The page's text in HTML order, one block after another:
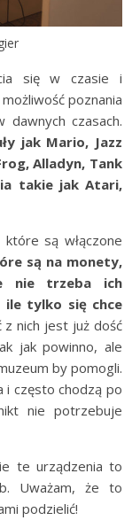
się w czasie i
poznania
dawnych czasach.
jak Mario, Jazz
Alladyn, Tank
takie jak Atari,
są włączone
są na monety,
nie trzeba ich
ile tylko się chce
z nich jest już dość
jak powinno, ale
by pomogli.
i często chodzą po
nie potrzebuje
te urządzenia to
Uważam, że to
podzielić!